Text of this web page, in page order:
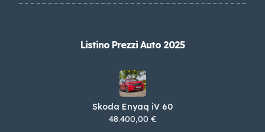
Listino Prezzi Auto 2025
Skoda Enyaq iV 60
48.400,00 €